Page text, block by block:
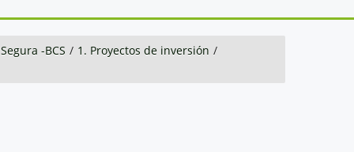
-BCS / 1. Proyectos de inversión /